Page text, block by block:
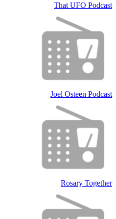
That UFO Podcast
Joel Osteen Podcast
Rosary Together